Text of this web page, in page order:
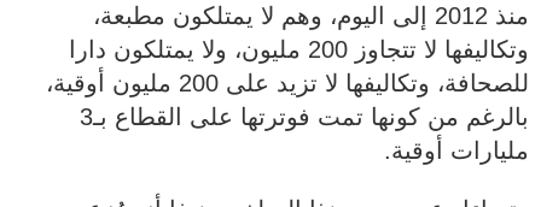
منذ 2012 إلى اليوم، وهم لا يمتلكون مطبعة،
وتكاليفها لا تتجاوز 200 مليون، ولا يمتلكون دارا
للصحافة، وتكاليفها لا تزيد على 200 مليون أوقية،
بالرغم من كونها تمت فوترتها على القطاع بـ3
مليارات أوقية.